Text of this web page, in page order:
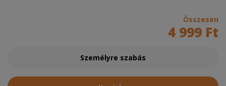
Összesen
4 999 Ft
Személyre szabás